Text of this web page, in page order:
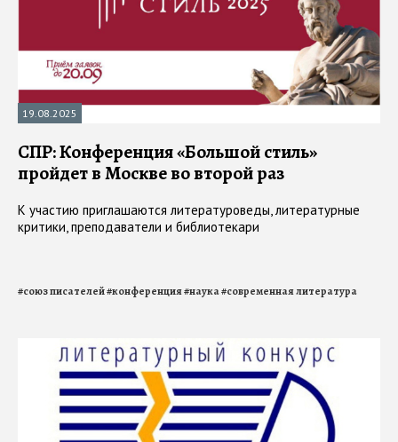
19.08.2025
СПР: Конференция «Большой стиль»
пройдет в Москве во второй раз
К участию приглашаются литературоведы, литературные
критики, преподаватели и библиотекари
#союз писателей#конференция#наука#современная литература